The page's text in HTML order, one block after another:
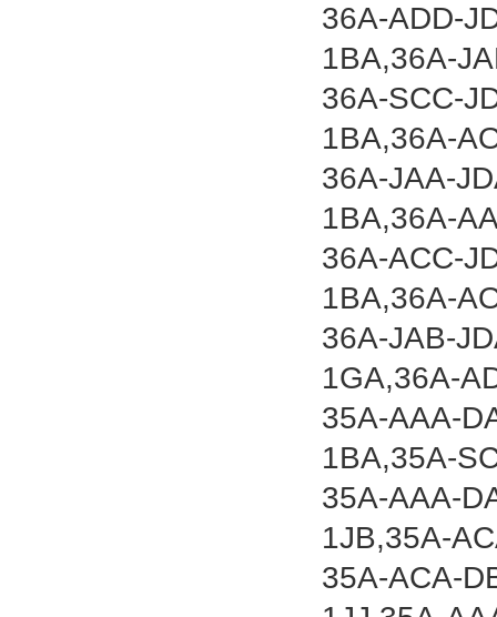
36A-ADD-
1BA,36A-
36A-SCC-
1BA,36A-
36A-JAA-
1BA,36A-
36A-ACC-
1BA,36A-
36A-JAB-
1GA,36A-
35A-AAA-
1BA,35A-
35A-AAA-
1JB,35A-
35A-ACA-